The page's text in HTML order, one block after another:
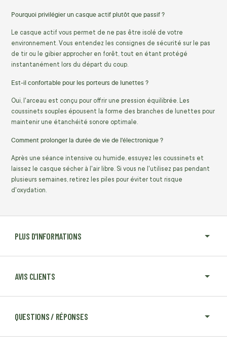
PLUS D'INFORMATIONS
AVIS CLIENTS
QUESTIONS / RÉPONSES
Pourquoi privilégier un casque actif plutôt que passif ?
Le casque actif vous permet de ne pas être isolé de votre
environnement. Vous entendez les consignes de sécurité sur le pas
de tir ou le gibier approcher en forêt, tout en étant protégé
instantanément lors du départ du coup.
Est-il confortable pour les porteurs de lunettes ?
Oui, l'arceau est conçu pour offrir une pression équilibrée. Les
coussinets souples épousent la forme des branches de lunettes pour
maintenir une étanchéité sonore optimale.
Comment prolonger la durée de vie de l'électronique ?
Après une séance intensive ou humide, essuyez les coussinets et
laissez le casque sécher à l'air libre. Si vous ne l'utilisez pas pendant
plusieurs semaines, retirez les piles pour éviter tout risque
d'oxydation.